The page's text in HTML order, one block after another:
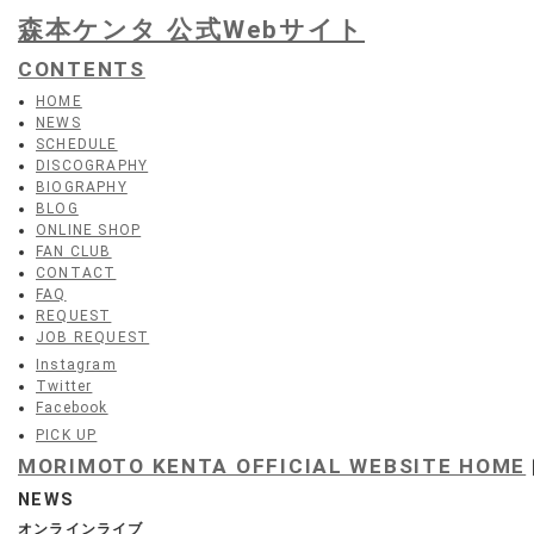
森本ケンタ 公式Webサイト
CONTENTS
HOME
NEWS
SCHEDULE
DISCOGRAPHY
BIOGRAPHY
BLOG
ONLINE SHOP
FAN CLUB
CONTACT
FAQ
REQUEST
JOB REQUEST
Instagram
Twitter
Facebook
PICK UP
MORIMOTO KENTA OFFICIAL WEBSITE HOME
NEWS
オンラインライブ